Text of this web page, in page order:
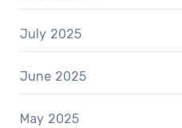
July 2025
June 2025
May 2025